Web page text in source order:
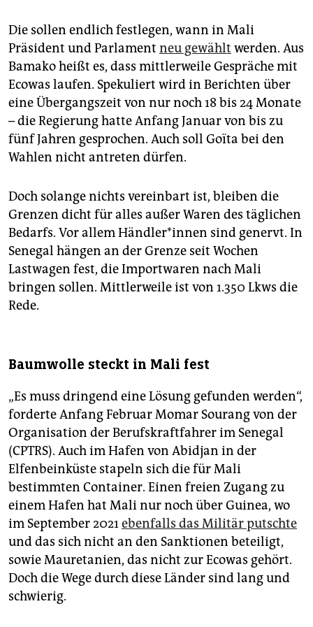
Die sollen endlich festlegen, wann in Mali
Präsident und Parlament neu gewählt werden. Aus
Bamako heißt es, dass mittlerweile Gespräche mit
Ecowas laufen. Spekuliert wird in Berichten über
eine Übergangszeit von nur noch 18 bis 24 Monate
– die Regierung hatte Anfang Januar von bis zu
fünf Jahren gesprochen. Auch soll Goïta bei den
Wahlen nicht antreten dürfen.
Doch solange nichts vereinbart ist, bleiben die
Grenzen dicht für alles außer Waren des täglichen
Bedarfs. Vor allem Händ­le­r*in­nen sind genervt. In
Senegal hängen an der Grenze seit Wochen
Lastwagen fest, die Importwaren nach Mali
bringen sollen. Mittlerweile ist von 1.350 Lkws die
Rede.
Baumwolle steckt in Mali fest
„Es muss dringend eine Lösung gefunden werden“,
forderte Anfang Februar Momar Sourang von der
Organisation der Berufskraftfahrer im Senegal
(CPTRS). Auch im Hafen von Abidjan in der
Elfenbeinküste stapeln sich die für Mali
bestimmten Container. Einen freien Zugang zu
einem Hafen hat Mali nur noch über Guinea, wo
im September 2021ebenfalls das Militär putschte
und das sich nicht an den Sanktionen beteiligt,
sowie Mauretanien, das nicht zur Ecowas gehört.
Doch die Wege durch diese Länder sind lang und
schwierig.